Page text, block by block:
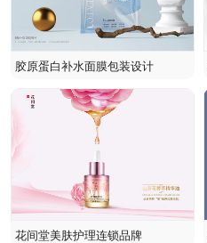
胶原蛋白补水面膜包装设计
花间堂美肤护理连锁品牌